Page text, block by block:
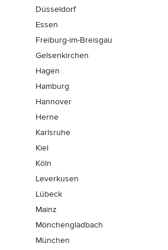
Düsseldorf
Essen
Freiburg-im-Breisgau
Gelsenkirchen
Hagen
Hamburg
Hannover
Herne
Karlsruhe
Kiel
Köln
Leverkusen
Lübeck
Mainz
Mönchen­gladbach
München